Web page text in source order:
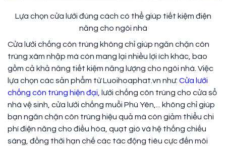
Lựa chọn cửa lưới đúng cách có thể giúp tiết kiệm điện
năng cho ngôi nhà
Cửa lưới chống côn trùng không chỉ giúp ngăn chặn côn
trùng xâm nhập mà còn mang lại nhiều lợi ích khác, bao
gồm cả khả năng tiết kiệm năng lượng cho ngôi nhà. Việc
lựa chọn các sản phẩm từ Luoihoaphat.vn như: Cửa lưới
chống côn trùng hiện đại, lưới chống côn trùng cho cửa sổ
nhà vệ sinh, cửa lưới chống muỗi Phú Yên,... không chỉ giúp
bạn ngăn chặn côn trùng hiệu quả mà còn giảm thiểu chi
phí điện năng cho điều hòa, quạt gió và hệ thống chiếu
sáng, đồng thời hạn chế các tác động tiêu cực đến môi